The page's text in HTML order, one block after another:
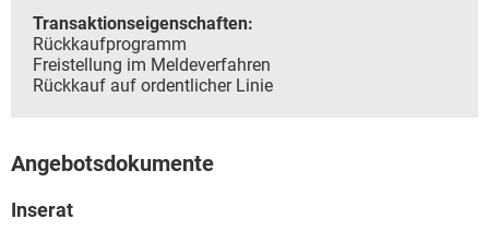
Transaktionseigenschaften:
Rückkaufprogramm
Freistellung im Meldeverfahren
Rückkauf auf ordentlicher Linie
Angebotsdokumente
Inserat